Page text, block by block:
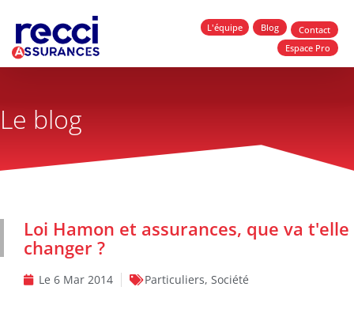
L'équipe Blog
Contact
Espace Pro
Le blog
Loi Hamon et assurances, que va t'elle
changer ?
Le 6 Mar 2014 Particuliers, Société